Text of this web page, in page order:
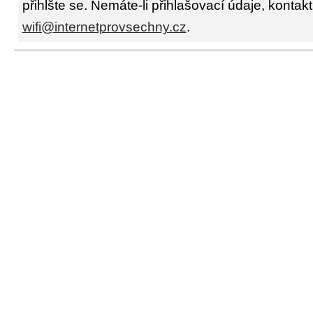
přihlšte se. Nemáte-li přihlašovací údaje,
wifi@internetprovsechny.cz.